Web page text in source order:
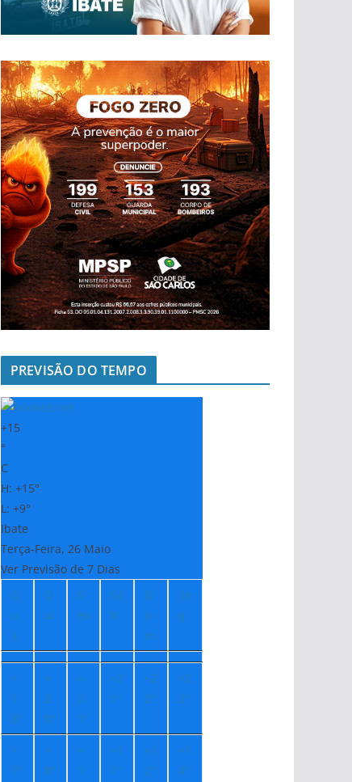
PREVISÃO DO TEMPO
+15
°
C
H: +15°
L: +9°
Ibate
Terça-Feira, 26 Maio
Ver Previsão de 7 Dias
Q
u
a
Q
ui
S
ex
Sá
b
D
o
m
Se
g
+
1
8°
+
2
0°
+
2
1°
+2
1°
+2
2°
+2
2°
+
7°
+
8°
+
1
+1
1°
+1
2°
+1
4°